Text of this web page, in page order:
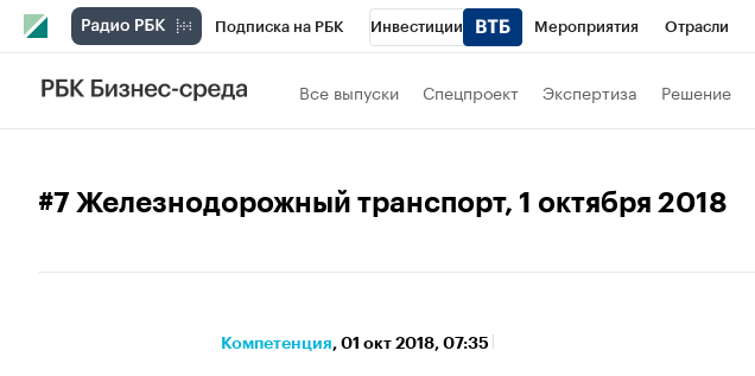
Подписка на РБК Инвестиции Мероприятия Отрасли
Спорт
Спецпроекты СПб Спецпроекты
Все выпуски Спецпроект Экспертиза Решение
#7 Железнодорожный транспорт, 1 октября 2018
Компетенция⁠, 01 окт 2018, 07:35